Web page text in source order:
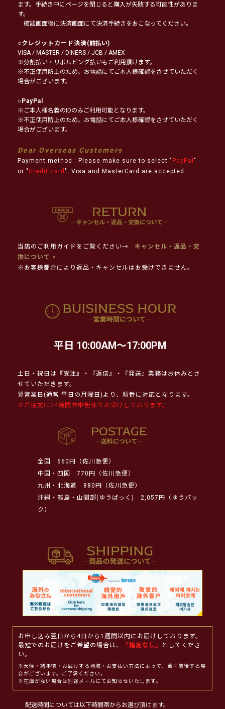
ます。手続き中にページを閉じると購入が失敗する可能性がありま
す。
確認画面後に決済画面にて決済手続きをおこなってください。
○クレジットカード決済(前払い)
VISA / MASTER / DINERS / JCB / AMEX
※分割払い・リボルビング払いもご利用頂けます。
※不正使用防止のため、お電話にてご本人様確認をさせていただく
場合がございます。
○PayPal
※ご本人様名義のIDのみご利用可能となります。
※不正使用防止のため、お電話にてご本人様確認をさせていただく
場合がございます。
Dear Overseas Customers
Payment method : Please make sure to select " PayPal "
or " Credit card ". Visa and MasterCard are accepted.
当店のご利用ガイドをご覧ください→
キャンセル・返品・交
換について >
※お客様都合により返品・キャンセルはお受けできません。
平日 10:00AM～17:00PM
土日・祝日は『受注』・『返信』・『発送』業務はお休みとさ
せていただきます。
翌営業日(通常 平日の月曜日)より、順番に対応となります。
※ご注文は24時間年中無休でお受けしております。
全国
660円（佐川急便）
中国・四国
770円（佐川急便）
九州・北海道
880円（佐川急便）
沖縄・離島・山間部(ゆうぱっく)
2,057円（ゆうパッ
ク）
お申し込み翌日から4日から1週間以内にお届けしております。
最短でのお届けをご希望の場合は、
「指定なし」
としてくださ
い。
※天候・諸事情・お届けする地域・お支払い方法によって、若干前後する場
合がございます。ご了承ください。
※在庫がない場合は別途メールにてお知らせいたします。
配送時間については以下時間帯からお選び頂けます。